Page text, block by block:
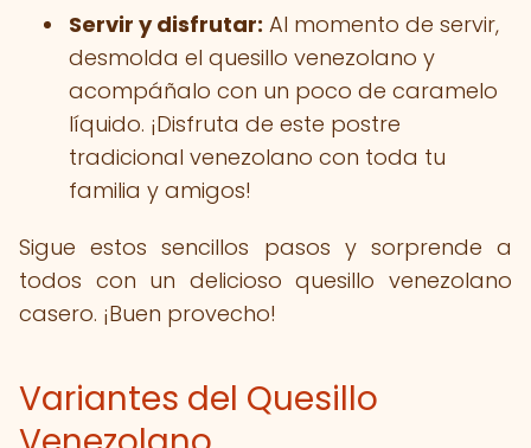
Servir y disfrutar: Al momento de servir,
desmolda el quesillo venezolano y
acompáñalo con un poco de caramelo
líquido. ¡Disfruta de este postre
tradicional venezolano con toda tu
familia y amigos!
Sigue estos sencillos pasos y sorprende a
todos con un delicioso quesillo venezolano
casero. ¡Buen provecho!
Variantes del Quesillo